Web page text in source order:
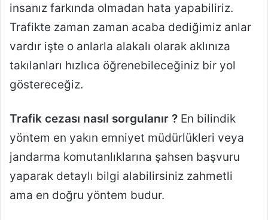
insanız farkında olmadan hata yapabiliriz.
Trafikte zaman zaman acaba dediğimiz anlar
vardır işte o anlarla alakalı olarak aklınıza
takılanları hızlıca öğrenebileceğiniz bir yol
göstereceğiz.
Trafik cezası nasıl sorgulanır ? En bilindik
yöntem en yakın emniyet müdürlükleri veya
jandarma komutanlıklarına şahsen başvuru
yaparak detaylı bilgi alabilirsiniz zahmetli
ama en doğru yöntem budur.